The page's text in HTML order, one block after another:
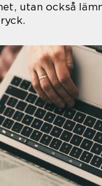
utan också